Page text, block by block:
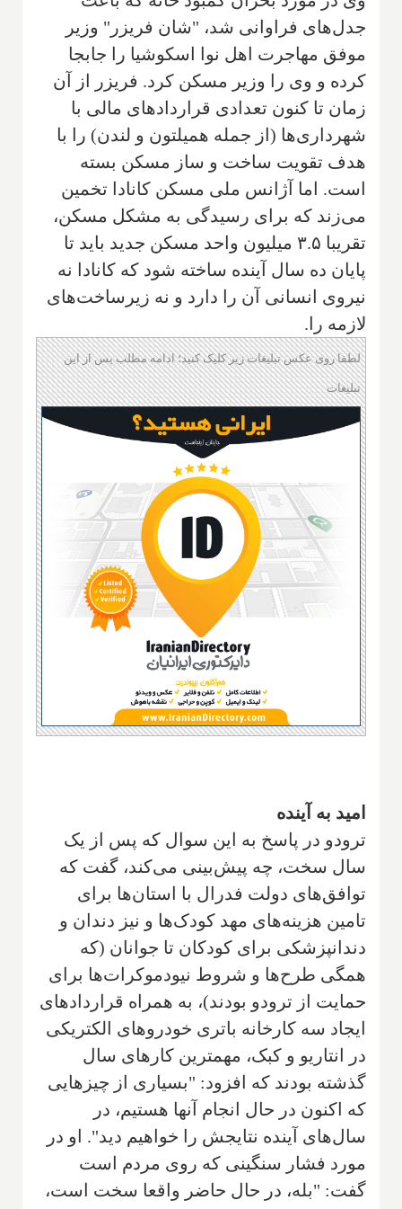
جدل‌های فراوانی شد، "شان فریزر" وزیر
موفق مهاجرت اهل نوا اسکوشیا را جابجا
کرده و وی را وزیر مسکن کرد. فریزر از آن
زمان تا کنون تعدادی قراردادهای مالی با
شهرداری‌ها (از جمله همیلتون و لندن) را با
هدف تقویت ساخت و ساز مسکن بسته
است. اما آژانس ملی مسکن کانادا تخمین
می‌زند که برای رسیدگی به مشکل مسکن،
تقریبا ۳.۵ میلیون واحد مسکن جدید باید تا
پایان ده سال آینده ساخته شود که کانادا نه
نیروی انسانی آن را دارد و نه زیرساخت‌های
لازمه را.
لطفا روی عکس تبلیغات زیر کلیک کنید؛ ادامه مطلب پس از این
تبلیغات
امید به آینده
ترودو در پاسخ به این سوال که پس از یک
سال سخت، چه پیش‌بینی می‌کند، گفت که
توافق‌های دولت فدرال با استان‌ها برای
تامین هزینه‌های مهد کودک‌ها و نیز دندان و
دندانپزشکی برای کودکان تا جوانان (که
همگی طرح‌ها و شروط نیودموکرات‌ها برای
حمایت از ترودو بودند)، به همراه قراردادهای
ایجاد سه کارخانه باتری خودروهای الکتریکی
در انتاریو و کبک، مهمترین کارهای سال
گذشته بودند که افزود: "بسیاری از چیزهایی
که اکنون در حال انجام آنها هستیم، در
سال‌های آینده نتایجش را خواهیم دید". او در
مورد فشار سنگینی که روی مردم است
گفت: "بله، در حال حاضر واقعا سخت است،